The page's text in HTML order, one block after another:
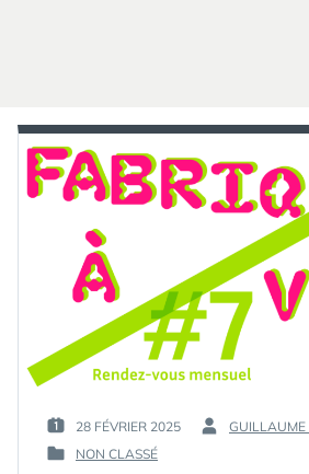
PUBLIÉ
28 FÉVRIER 2025
PAR :
GUILLAUME
PUBLIÉ
NON CLASSÉ